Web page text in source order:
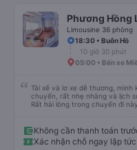
Phương Hồng
Limousine 36 phòng
18:30 • Buôn Hồ
10 giờ 30 phút
05:00 • Bến xe
Tài xế và lơ xe dễ thương,
chuyến, rất nhẹ nhàng và lịch
Rất hài lòng trong chuyến đi này
Không cần thanh toán
Xác nhận chỗ ngay lập tức